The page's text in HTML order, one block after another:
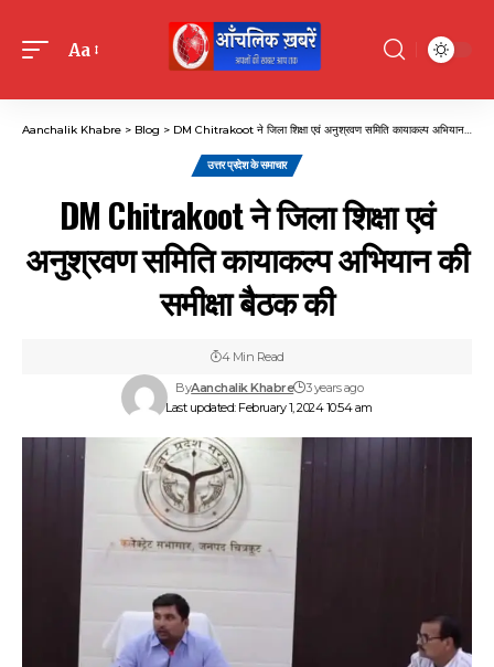
Font
Aa
Aanchalik Khabre > Blog > DM Chitrakoot ने जिला शिक्षा एवं अनुश्रवण समिति कायाकल्प अभियान की समीक्षा बैठक की
उत्तर प्रदेश के समाचार
DM Chitrakoot ने जिला शिक्षा एवं
अनुश्रवण समिति कायाकल्प अभियान की
समीक्षा बैठक की
Last updated: February 1, 2024 10:54 am
ByAanchalik Khabre 3 years ago
4 Min Read